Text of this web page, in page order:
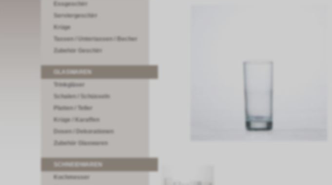
Essgeschirr
Serviergeschirr
Krüge
Tassen / Untertassen / Becher
Zubehör Geschirr
Trinkgläser
Schalen / Schüsseln
Platten / Teller
Krüge / Karaffen
Dosen / Dekorationen
Zubehör Glaswaren
Kochmesser